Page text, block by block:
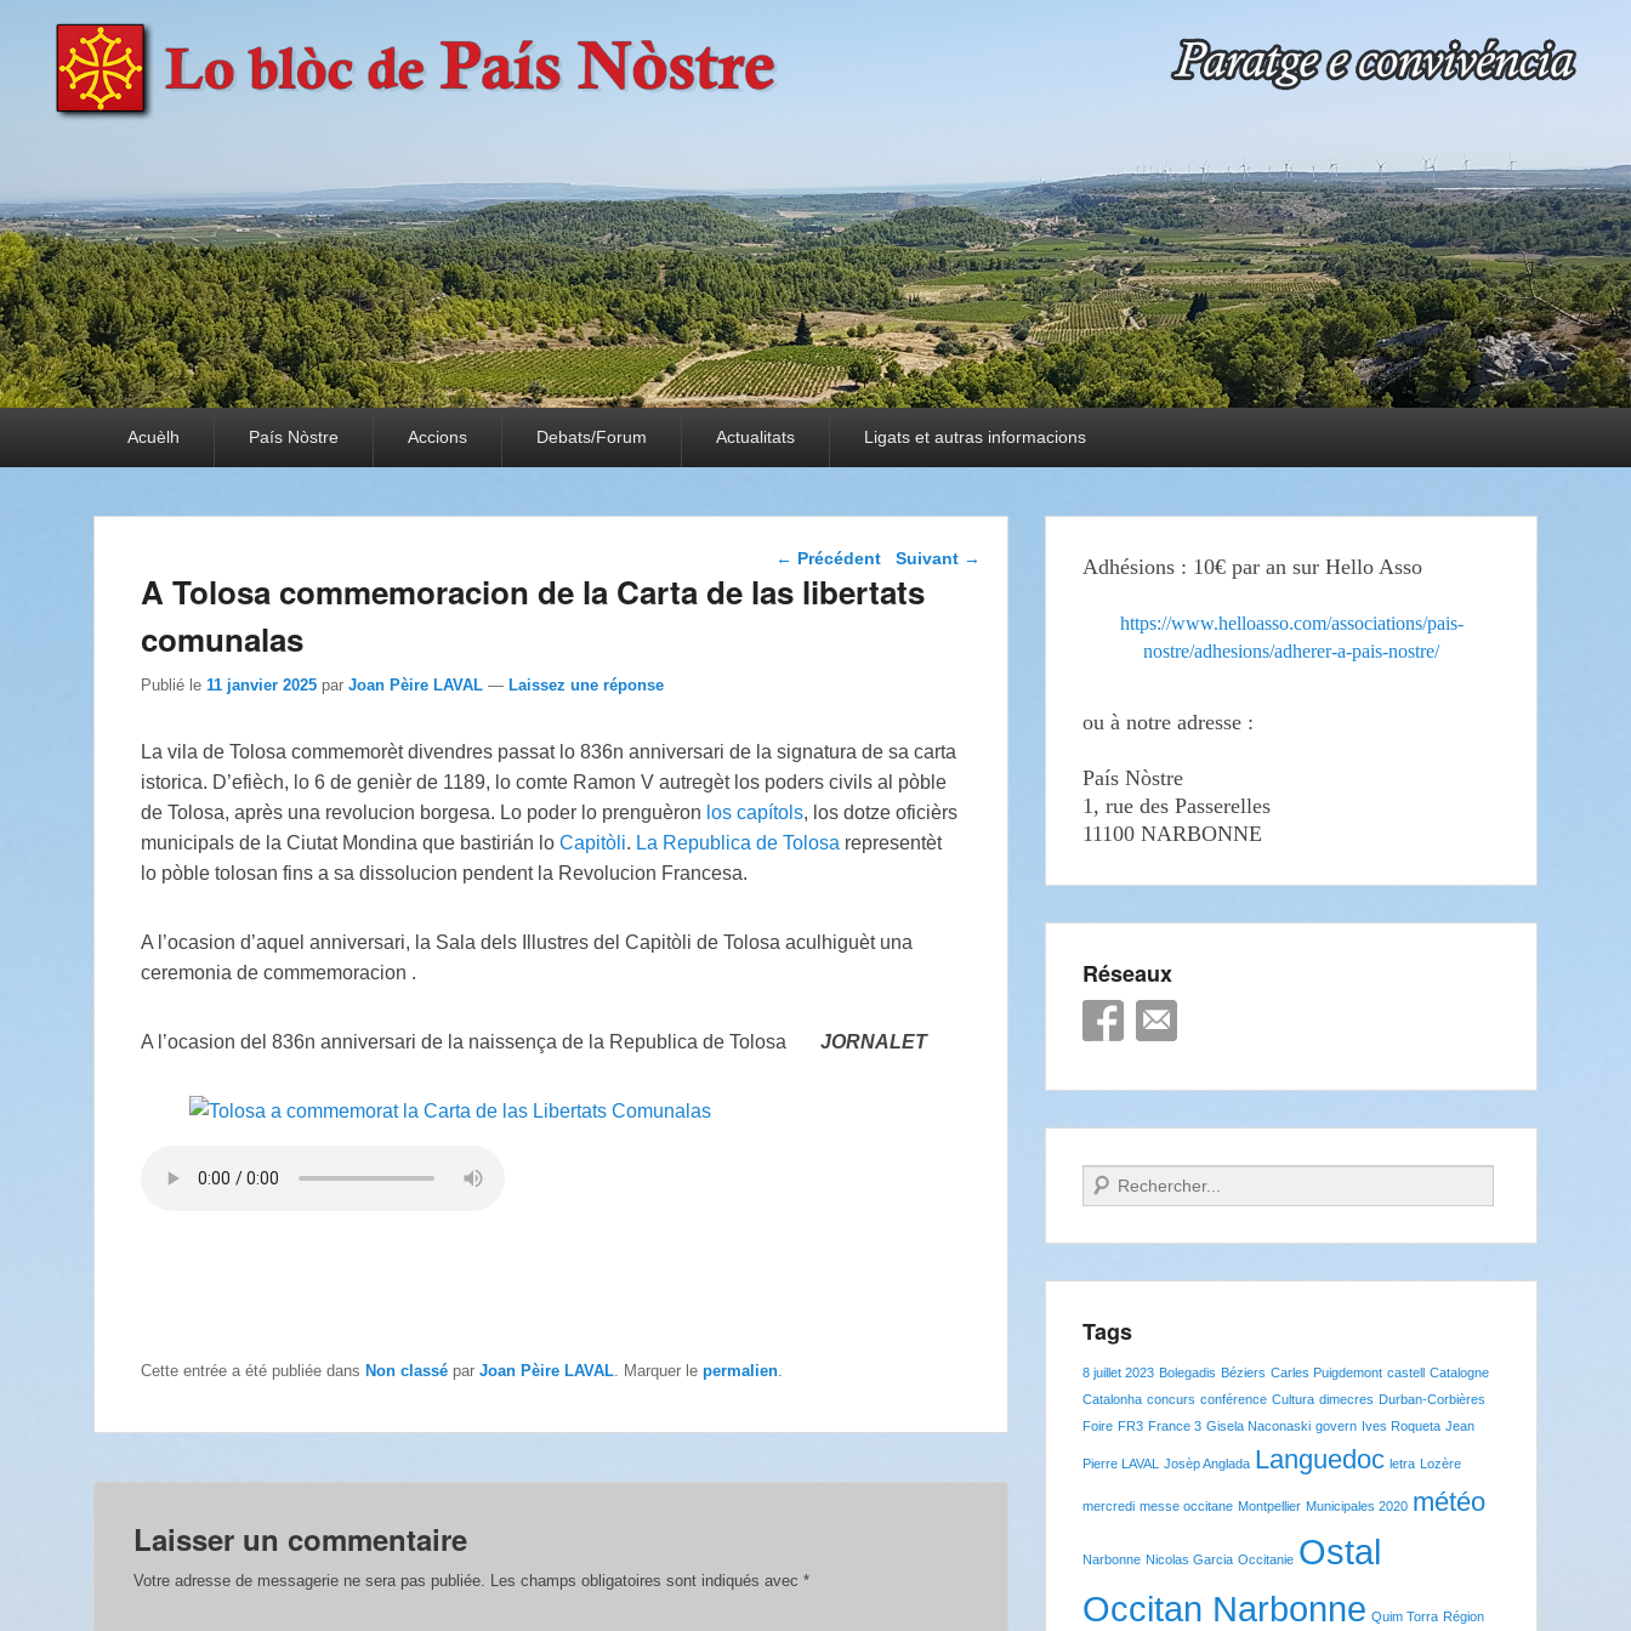
País Nòstre
Paratge e Convivència
Acuèlh País Nòstre Accions Debats/Forum Actualitats Ligats et autras informacions
Navigation dans les
← Précédent Suivant →
A Tolosa commemoracion de la Carta de las libertats
comunalas
Publié le 11 janvier 2025 par Joan Pèire LAVAL — Laissez une réponse
La vila de Tolosa commemorèt divendres passat lo 836n anniversari de la signatura de sa carta
istorica. D’efièch, lo 6 de genièr de 1189, lo comte Ramon V autregèt los poders civils al pòble
de Tolosa, après una revolucion borgesa. Lo poder lo prenguèron los capítols, los dotze oficièrs
municipals de la Ciutat Mondina que bastirián lo Capitòli. La Republica de Tolosa representèt
lo pòble tolosan fins a sa dissolucion pendent la Revolucion Francesa.
A l’ocasion d’aquel anniversari, la Sala dels Illustres del Capitòli de Tolosa aculhiguèt una
ceremonia de commemoracion .
A l’ocasion del 836n anniversari de la naissença de la Republica de Tolosa JORNALET
Cette entrée a été publiée dans Non classé par Joan Pèire LAVAL . Marquer le permalien
Laisser un commentaire
Votre adresse de messagerie ne sera pas publiée. Les champs obligatoires sont indiqués avec *
Adhésions : 10€ par an sur Hello Asso
https://www.helloasso.com/associations/pais-
nostre/adhesions/adherer-a-pais-nostre/
ou à notre adresse :
País Nòstre
1, rue des Passerelles
11100 NARBONNE
Réseaux
Recherche
Tags
8 juillet 2023 Bolegadis Béziers Carles Puigdemont castell Catalogne
Catalonha concurs conférence Cultura dimecres Durban-Corbières
Foire FR3 France 3 Gisela Naconaski govern Ives Roqueta Jean
Pierre LAVAL Josèp Anglada Languedoc letra Lozère
mercredi messe occitane Montpellier Municipales 2020 météo
Narbonne Nicolas Garcia Occitanie Ostal
Occitan Narbonne Quim Torra Région